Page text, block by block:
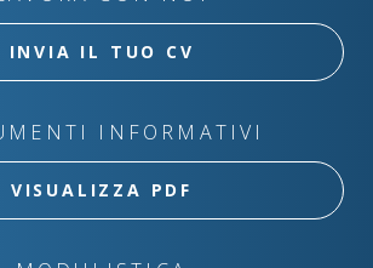
INVIA IL TUO CV
INFORMATIVI
VISUALIZZA PDF